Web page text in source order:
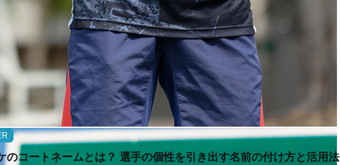
のコートネームとは？ 選手の個性を引き出す名前の付け方と活用法